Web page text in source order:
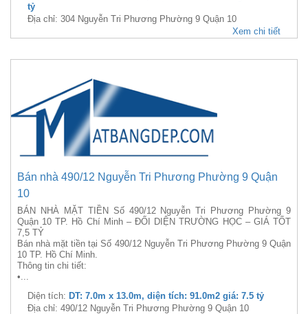
tỷ
Địa chỉ: 304 Nguyễn Tri Phương Phường 9 Quận 10
Xem chi tiết
Bán nhà 490/12 Nguyễn Tri Phương Phường 9 Quận
10
BÁN NHÀ MẶT TIỀN Số 490/12 Nguyễn Tri Phương Phường 9
Quận 10 TP. Hồ Chí Minh – ĐỐI DIỆN TRƯỜNG HỌC – GIÁ TỐT
7,5 TỶ
Bán nhà mặt tiền tại Số 490/12 Nguyễn Tri Phương Phường 9 Quận
10 TP. Hồ Chí Minh.
Thông tin chi tiết:
•...
Diện tích: DT: 7.0m x 13.0m, diện tích: 91.0m2 giá: 7.5 tỷ
Địa chỉ: 490/12 Nguyễn Tri Phương Phường 9 Quận 10